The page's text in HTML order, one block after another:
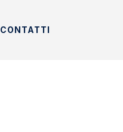
CONTATTI